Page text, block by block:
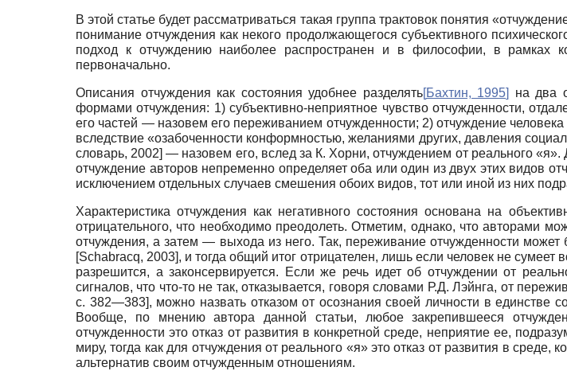
В этой статье будет рассматриваться такая группа трактовок понятия
понимание отчуждения как некого продолжающегося субъективного
подход к отчуждению наиболее распространен и в философии, в рамках
первоначально.
Описания отчуждения как состояния удобнее разделять[Бахтин, 1995]
на два
формами отчуждения: 1) субъективно-неприятное чувство отчужденности,
его частей — назовем его переживанием отчужденности; 2) отчуждение
вследствие «озабоченности конформностью, желаниями других, давления
словарь, 2002] — назовем его, вслед за К. Хорни, отчуждением от реального
отчуждение авторов непременно определяет оба или один из двух этих видов
исключением отдельных случаев смешения обоих видов, тот или иной из них
Характеристика отчуждения как негативного состояния основана на
отрицательного, что необходимо преодолеть. Отметим, однако, что авторами
отчуждения, а затем — выхода из него. Так, переживание отчужденности может
[Schabracq, 2003], и тогда общий итог отрицателен, лишь если человек не сумеет
разрешится, а законсервируется. Если же речь идет об отчуждении от
сигналов, что что-то не так, отказывается, говоря словами Р.Д. Лэйнга, от
с. 382—383], можно назвать отказом от осознания своей личности в единстве
Вообще, по мнению автора данной статьи, любое закрепившееся
отчужденности это отказ от развития в конкретной среде, неприятие ее,
миру, тогда как для отчуждения от реального «я» это отказ от развития в
альтернатив своим отчужденным отношениям.